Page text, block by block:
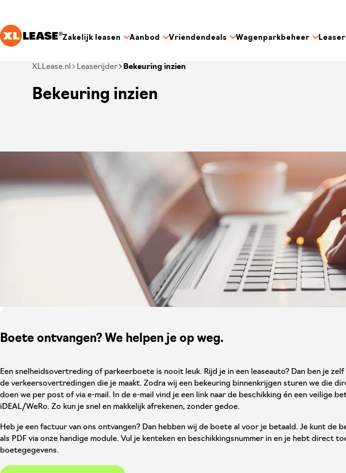
Zakelijk leasen Aanbod Vriendendeals Wagenparkbeheer
Je bent nu voorbij het hoofdmenu
XLLease.nl Leaserijder Bekeuring inzien
Bekeuring inzien
Boete ontvangen? We helpen je op weg.
Een snelheidsovertreding of parkeerboete is nooit leuk. Rijd je in een leaseauto? Dan ben je
de verkeersovertredingen die je maakt. Zodra wij een bekeuring binnenkrijgen sturen we die
doen we per post of via e-mail. In de e-mail vind je een link naar de beschikking én een veilige
iDEAL/WeRo. Zo kun je snel en makkelijk afrekenen, zonder gedoe.
Heb je een factuur van ons ontvangen? Dan hebben wij de boete al voor je betaald. Je kunt de
als PDF via onze handige module. Vul je kenteken en beschikkingsnummer in en je hebt direct
boetegegevens.